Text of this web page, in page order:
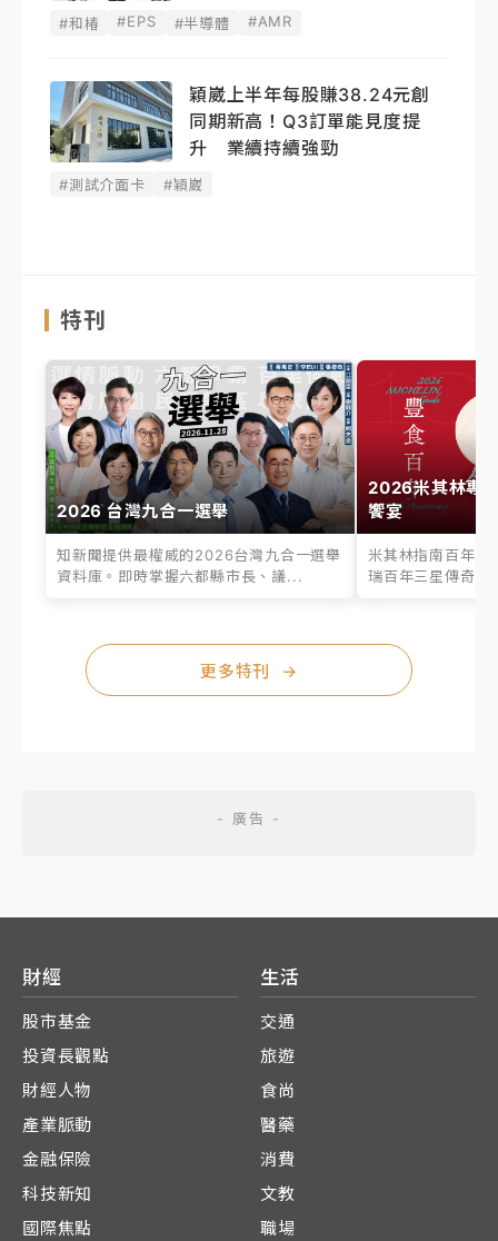
#和椿 #EPS #半導體 #AMR
穎崴上半年每股賺38.24元創
同期新高！Q3訂單能見度提
升 業續持續強勁
#測試介面卡 #穎崴
特刊
2026 台灣九合一選舉
知新聞提供最權威的2026台灣九合一選舉
資料庫。即時掌握六都縣市長、議...
2026米其林專
饗宴
米其林指南百年之
瑞百年三星傳奇、
更多特刊 →
財經
股市基金
投資長觀點
財經人物
產業脈動
金融保險
科技新知
國際焦點
生活
交通
旅遊
食尚
醫藥
消費
文教
職場